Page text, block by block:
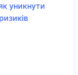
уникнути